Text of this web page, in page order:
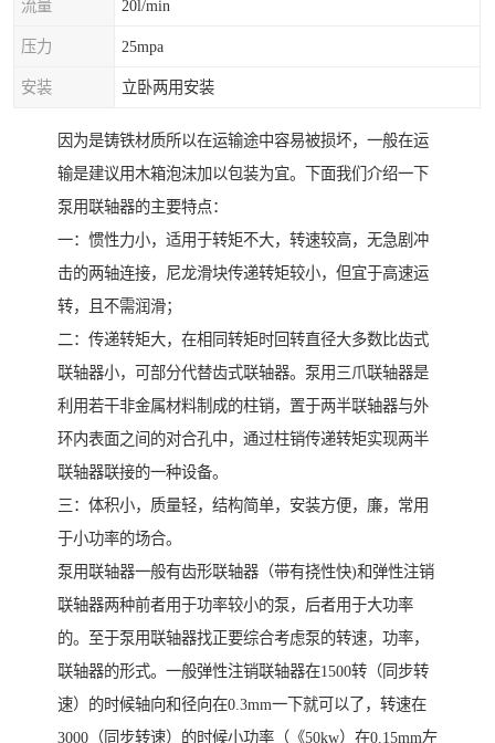
流量 20l/min
压力 25mpa
安装 立卧两用安装
因为是铸铁材质所以在运输途中容易被损坏，一般在运
输是建议用木箱泡沫加以包装为宜。下面我们介绍一下
泵用联轴器的主要特点：
一：惯性力小，适用于转矩不大，转速较高，无急剧冲
击的两轴连接，尼龙滑块传递转矩较小，但宜于高速运
转，且不需润滑；
二：传递转矩大，在相同转矩时回转直径大多数比齿式
联轴器小，可部分代替齿式联轴器。泵用三爪联轴器是
利用若干非金属材料制成的柱销，置于两半联轴器与外
环内表面之间的对合孔中，通过柱销传递转矩实现两半
联轴器联接的一种设备。
三：体积小，质量轻，结构简单，安装方便，廉，常用
于小功率的场合。
泵用联轴器一般有齿形联轴器（带有挠性快)和弹性注销
联轴器两种前者用于功率较小的泵，后者用于大功率
的。至于泵用联轴器找正要综合考虑泵的转速，功率，
联轴器的形式。一般弹性注销联轴器在1500转（同步转
速）的时候轴向和径向在0.3mm一下就可以了，转速在
3000（同步转速）的时候小功率（《50kw）在0.15mm左